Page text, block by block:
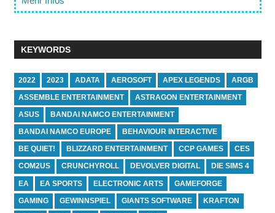
KEYWORDS
2022 2023 ADATA AEROSOFT APEX LEGENDS ARGB
ASSEMBLE ENTERTAINMENT ASTRAGON ENTERTAINMENT
ASUS BANDAI NAMCO ENTERTAINMENT
BANDAI NAMCO EUROPE BEHAVIOUR INTERACTIVE
BE QUIET! BLIZZARD ENTERTAINMENT CCP GAMES CES
COM2US CRUNCHYROLL DEVOLVER DIGITAL DIE SIMS 4
EA EA SPORTS ELECTRONIC ARTS GAMEFORGE
GAMING GEWINNSPIEL GIANTS SOFTWARE KRAFTON